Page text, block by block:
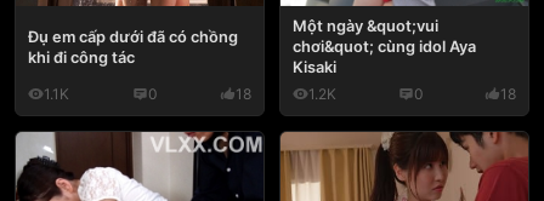
Đụ em cấp dưới đã có chồng
khi đi công tác
1.1K 0 18
Một ngày &quot;vui
chơi&quot; cùng idol Aya
Kisaki
1.2K
0 18